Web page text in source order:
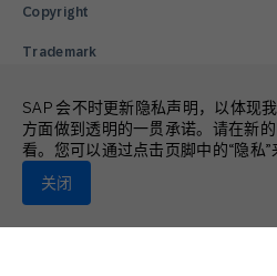
SAP 会不时更新隐私声明，以体现
方面做到透明的一贯承诺。请在新
看。您可以通过点击页脚中的“隐私
关闭
Copyright
Trademark
© 2026 SAP Engagement Cloud. All rights